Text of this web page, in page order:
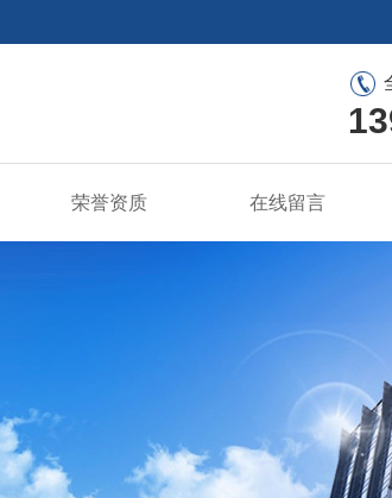
荣誉资质 在线留言